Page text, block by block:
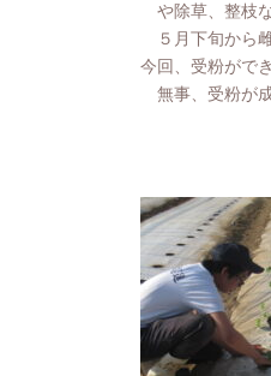
や除草、整枝
５月下旬から
今回、受粉がで
無事、受粉が